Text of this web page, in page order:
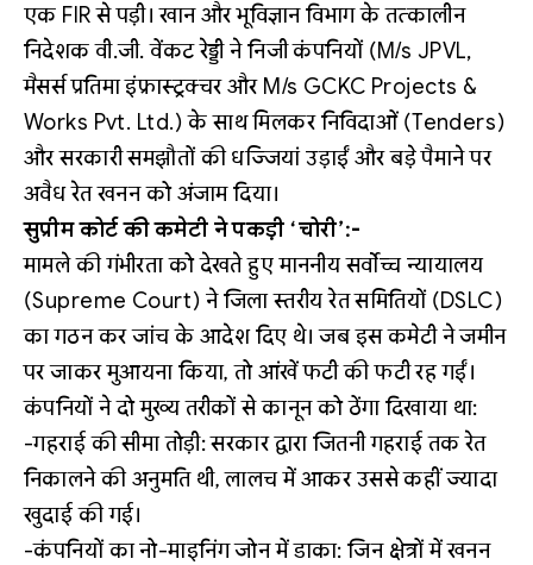
एक FIR से पड़ी। खान और भूविज्ञान विभाग के तत्कालीन
निदेशक वी.जी. वेंकट रेड्डी ने निजी कंपनियों (M/s JPVL,
मैसर्स प्रतिमा इंफ्रास्ट्रक्चर और M/s GCKC Projects &
Works Pvt. Ltd.) के साथ मिलकर निविदाओं (Tenders)
और सरकारी समझौतों की धज्जियां उड़ाईं और बड़े पैमाने पर
अवैध रेत खनन को अंजाम दिया।
सुप्रीम कोर्ट की कमेटी ने पकड़ी ‘चोरी’:-
मामले की गंभीरता को देखते हुए माननीय सर्वोच्च न्यायालय
(Supreme Court) ने जिला स्तरीय रेत समितियों (DSLC)
का गठन कर जांच के आदेश दिए थे। जब इस कमेटी ने जमीन
पर जाकर मुआयना किया, तो आंखें फटी की फटी रह गईं।
कंपनियों ने दो मुख्य तरीकों से कानून को ठेंगा दिखाया था:
-गहराई की सीमा तोड़ी: सरकार द्वारा जितनी गहराई तक रेत
निकालने की अनुमति थी, लालच में आकर उससे कहीं ज्यादा
खुदाई की गई।
-कंपनियों का नो-माइनिंग जोन में डाका: जिन क्षेत्रों में खनन